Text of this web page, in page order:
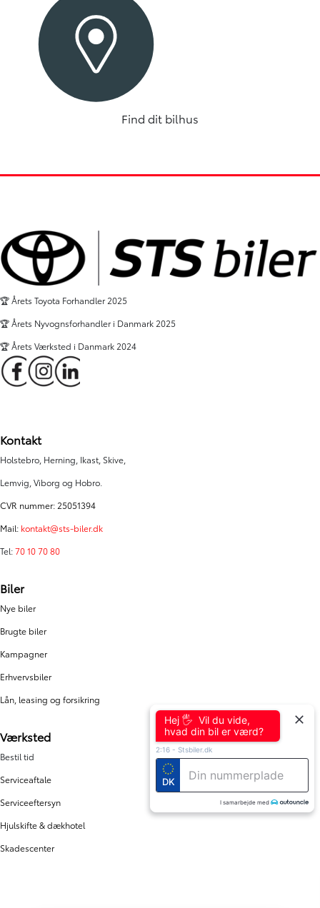
Find dit bilhus
🏆 Årets Toyota Forhandler 2025
🏆 Årets Nyvognsforhandler i Danmark 2025
🏆 Årets Værksted i Danmark 2024
Kontakt
Holstebro, Herning, Ikast, Skive,
Lemvig, Viborg og Hobro.
CVR nummer: 25051394
Mail: kontakt@sts-biler.dk
Tel:70 10 70 80
Biler
Nye biler
Brugte biler
Kampagner
Erhvervsbiler
Lån, leasing og forsikring
Værksted
Bestil tid
Serviceaftale
Serviceeftersyn
Hjulskifte & dækhotel
Skadescenter
Hej 🖐 Vil du vide,
hvad din bil er værd?
2:16 - Stsbiler.dk
DK
I samarbejde med